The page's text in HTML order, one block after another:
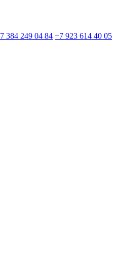
384 249 04 84 +7 923 614 40 05